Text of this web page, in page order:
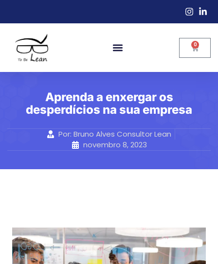
0
Aprenda a enxergar os
desperdícios na sua empresa
Por: Bruno Alves Consultor Lean
novembro 8, 2023